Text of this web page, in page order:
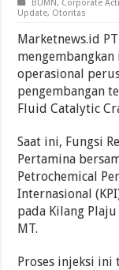
BUMN, Corporate
Update, Otoritas
Marketnews.id
operasional
pengembangan
Fluid Catalytic
Saat ini, Fungsi
Pertamina
Petrochemical
Internasional
pada Kilang
MT.
Proses injeksi ini